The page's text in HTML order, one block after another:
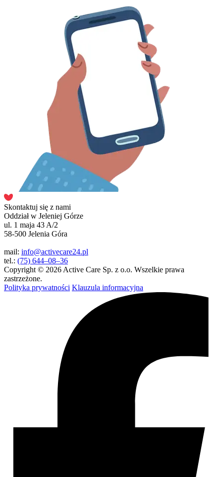
Skontaktuj się z nami
Oddział w Jeleniej Górze
ul. 1 maja 43 A/2
58-500 Jelenia Góra
mail: info@activecare24.pl
tel.: (75) 644–08–36
Copyright © 2026 Active Care Sp. z o.o. Wszelkie prawa
zastrzeżone.
Polityka prywatności Klauzula informacyjna